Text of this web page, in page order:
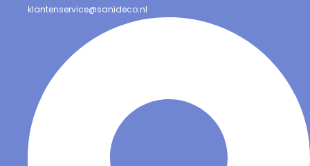
klantenservice@sanideco.nl